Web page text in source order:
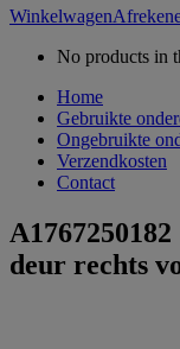
Winkelwagen
No products in
Home
Gebruikte
Ongebruikte
Verzendkosten
Contact
deur rechts